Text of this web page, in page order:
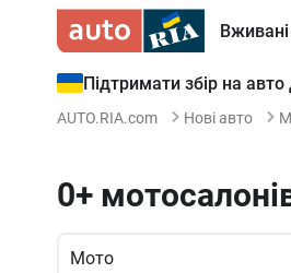
Підтримати збір на
AUTO.RIA.com Нові авто
0+